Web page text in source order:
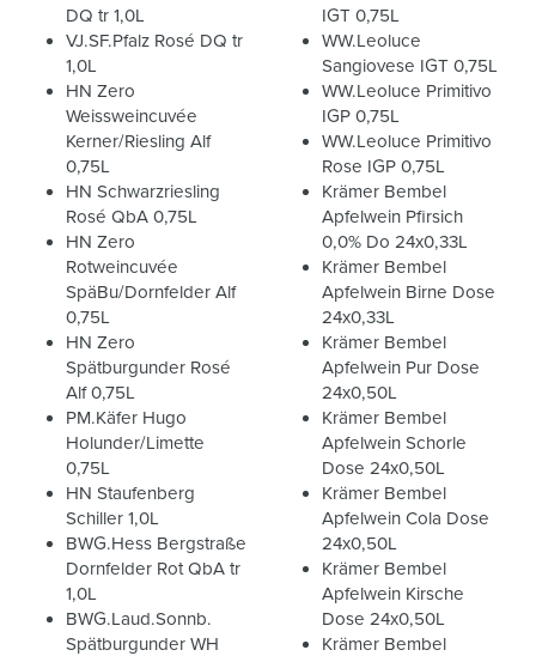
DQ tr 1,0L
VJ.SF.Pfalz Rosé DQ tr
1,0L
HN Zero
Weissweincuvée
Kerner/Riesling Alf
0,75L
HN Schwarzriesling
Rosé QbA 0,75L
HN Zero
Rotweincuvée
SpäBu/Dornfelder Alf
0,75L
HN Zero
Spätburgunder Rosé
Alf 0,75L
PM.Käfer Hugo
Holunder/Limette
0,75L
HN Staufenberg
Schiller 1,0L
BWG.Hess Bergstraße
Dornfelder Rot QbA tr
1,0L
BWG.Laud.Sonnb.
Spätburgunder WH
IGT 0,75L
WW.Leoluce
Sangiovese IGT 0,75L
WW.Leoluce Primitivo
IGP 0,75L
WW.Leoluce Primitivo
Rose IGP 0,75L
Krämer Bembel
Apfelwein Pfirsich
0,0% Do 24x0,33L
Krämer Bembel
Apfelwein Birne Dose
24x0,33L
Krämer Bembel
Apfelwein Pur Dose
24x0,50L
Krämer Bembel
Apfelwein Schorle
Dose 24x0,50L
Krämer Bembel
Apfelwein Cola Dose
24x0,50L
Krämer Bembel
Apfelwein Kirsche
Dose 24x0,50L
Krämer Bembel